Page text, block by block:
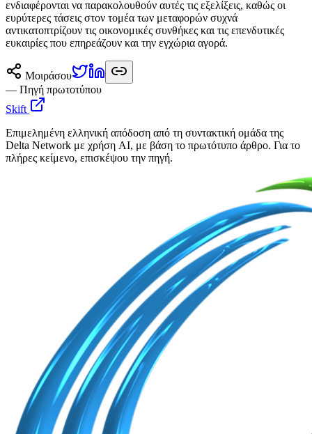
ενδιαφέρονται να παρακολουθούν αυτές τις εξελίξεις, καθώς οι
ευρύτερες τάσεις στον τομέα των μεταφορών συχνά
αντικατοπτρίζουν τις οικονομικές συνθήκες και τις επενδυτικές
ευκαιρίες που επηρεάζουν και την εγχώρια αγορά.
Μοιράσου
— Πηγή πρωτοτύπου
Skift
Επιμελημένη ελληνική απόδοση από τη συντακτική ομάδα της
Delta Network με χρήση AI, με βάση το πρωτότυπο άρθρο. Για το
πλήρες κείμενο, επισκέψου την πηγή.